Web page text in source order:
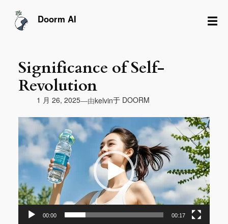
Doorm AI ☰
Significance of Self-
Revolution
1 月 26, 2025—由kelvin于 DOORM
视
频
播
器
00:00 00:17